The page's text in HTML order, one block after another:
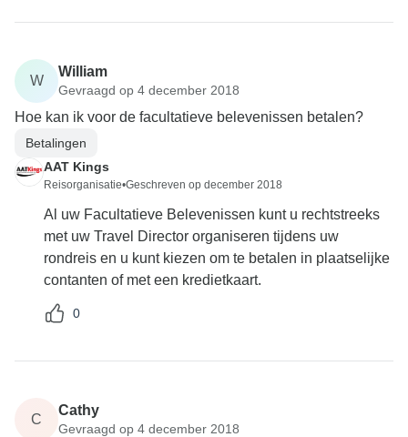
W
William
Gevraagd op 4 december 2018
Hoe kan ik voor de facultatieve belevenissen betalen?
Betalingen
AAT Kings
Reisorganisatie•Geschreven op december 2018
Al uw Facultatieve Belevenissen kunt u rechtstreeks
met uw Travel Director organiseren tijdens uw
rondreis en u kunt kiezen om te betalen in plaatselijke
contanten of met een kredietkaart.
0
C
Cathy
Gevraagd op 4 december 2018